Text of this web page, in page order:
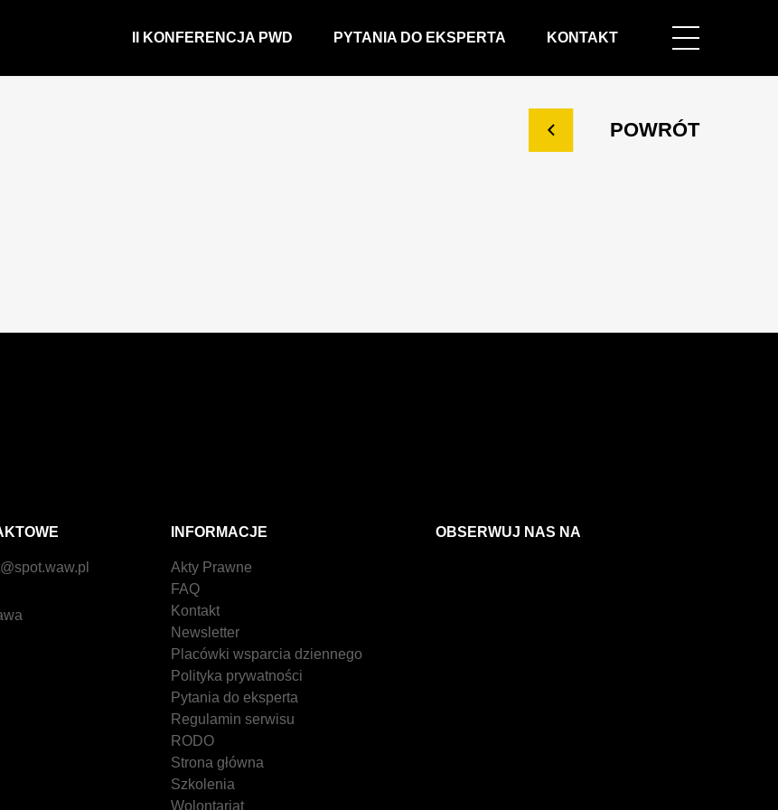
II KONFERENCJA PWD PYTANIA DO EKSPERTA KONTAKT
POWRÓT
INFORMACJE
Akty Prawne
FAQ
Kontakt
Newsletter
Placówki wsparcia dziennego
Polityka prywatności
Pytania do eksperta
Regulamin serwisu
RODO
Strona główna
Szkolenia
Wolontariat
OBSERWUJ NAS NA